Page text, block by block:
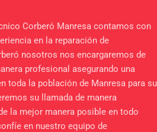
Corberó Manresa contamos con
en la reparación de
nosotros nos encargaremos de
profesional asegurando una
toda la población de Manresa para su
su llamada de manera
la mejor manera posible en todo
en nuestro equipo de